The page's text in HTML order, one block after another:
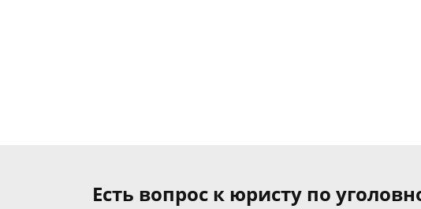
Есть вопрос к юристу по